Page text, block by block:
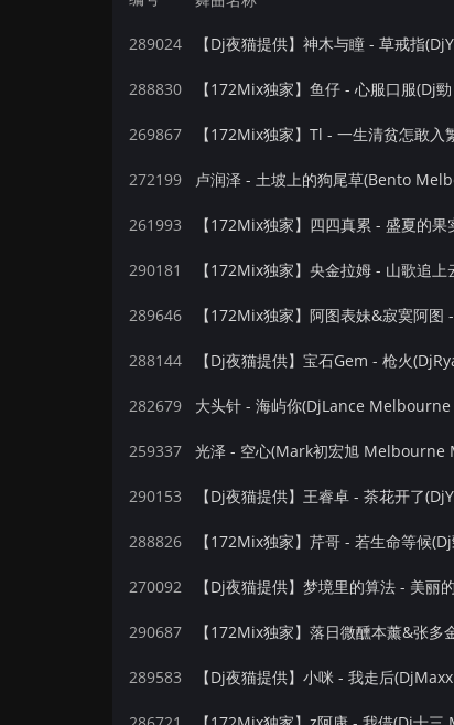
289024 【Dj夜猫提供】神木与瞳 - 草戒指
288830 【172Mix独家】鱼仔 - 心服口服(Dj
269867 【172Mix独家】Tl - 一生清贫怎敢
272199 卢润泽 - 土坡上的狗尾草(Bento
261993 【172Mix独家】四四真累 - 盛夏的
290181 【172Mix独家】央金拉姆 - 山歌追
289646
288144 【Dj夜猫提供】宝石Gem - 枪火
282679 大头针 - 海屿你(DjLance
259337 光泽 - 空心(Mark初宏旭 Melbourne
290153 【Dj夜猫提供】王睿卓 - 茶花开了
288826 【172Mix独家】芹哥 - 若生命等候
270092 【Dj夜猫提供】梦境里的算法 - 美
290687
289583 【Dj夜猫提供】小咪 - 我走后